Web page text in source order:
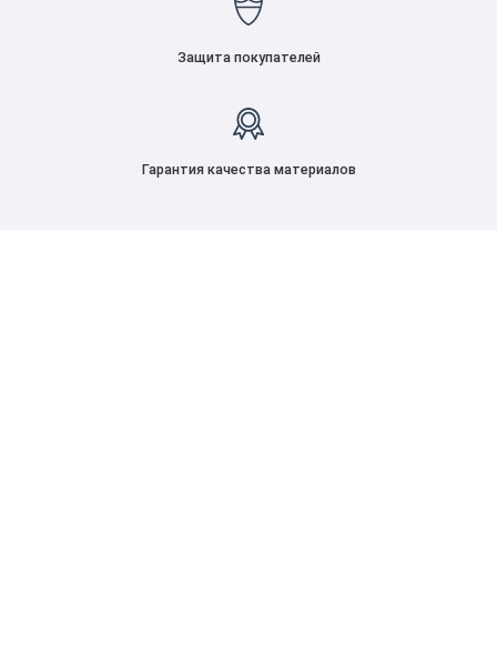
Защита покупателей
Гарантия качества материалов